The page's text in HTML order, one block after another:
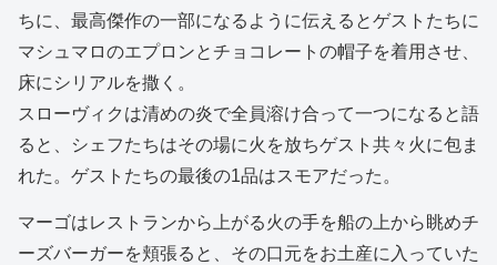
ちに、最高傑作の一部になるように伝えるとゲストたちに
マシュマロのエプロンとチョコレートの帽子を着用させ、
床にシリアルを撒く。
スローヴィクは清めの炎で全員溶け合って一つになると語
ると、シェフたちはその場に火を放ちゲスト共々火に包ま
れた。ゲストたちの最後の1品はスモアだった。
マーゴはレストランから上がる火の手を船の上から眺めチ
ーズバーガーを頬張ると、その口元をお土産に入っていた